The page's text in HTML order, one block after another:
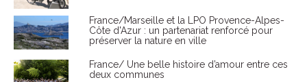
France/Marseille et la LPO Provence-Alpes-
Côte d'Azur : un partenariat renforcé pour
préserver la nature en ville
France/ Une belle histoire d’amour entre ces
deux communes